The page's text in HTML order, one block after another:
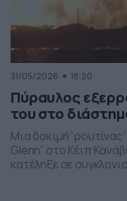
31/05/2026 18:20
Πύραυλος
του στο
Μια δοκιμή
Glenn” στο Κέιπ
κατέληξε σε